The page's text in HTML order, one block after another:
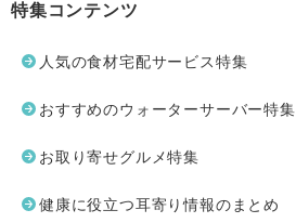
特集コンテンツ
人気の食材宅配サービス特集
おすすめのウォーターサーバー特集
お取り寄せグルメ特集
健康に役立つ耳寄り情報のまとめ